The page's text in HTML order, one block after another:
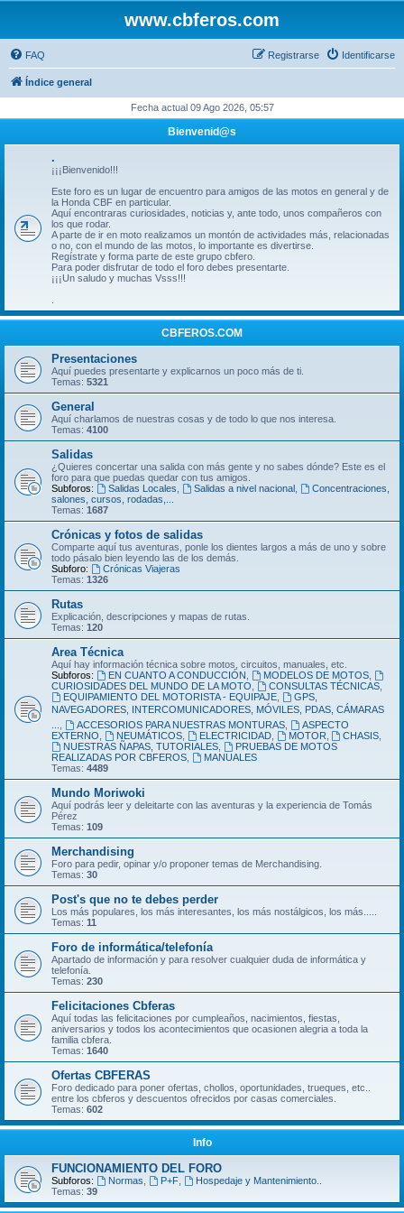
www.cbferos.com
FAQ Identificarse
Registrarse
Índice general
Fecha actual 09 Ago 2026, 05:57
Bienvenid@s
.
¡¡¡Bienvenido!!!
Este foro es un lugar de encuentro para amigos de las motos en general y de
la Honda CBF en particular.
Aquí encontraras curiosidades, noticias y, ante todo, unos compañeros con
los que rodar.
A parte de ir en moto realizamos un montón de actividades más, relacionadas
o no, con el mundo de las motos, lo importante es divertirse.
Regístrate y forma parte de este grupo cbfero.
Para poder disfrutar de todo el foro debes presentarte.
¡¡¡Un saludo y muchas Vsss!!!
CBFEROS.COM
Presentaciones
Aquí puedes presentarte y explicarnos un poco más de ti.
Temas: 5321
General
Aquí charlamos de nuestras cosas y de todo lo que nos interesa.
Temas: 4100
Salidas
¿Quieres concertar una salida con más gente y no sabes dónde? Este es el
foro para que puedas quedar con tus amigos.
Subforos:
Salidas Locales Salidas a nivel nacional,
Concentraciones,
salones, cursos, rodadas,...
Temas: 1687
Crónicas y fotos de salidas
Comparte aquí tus aventuras, ponle los dientes largos a más de uno y sobre
todo pásalo bien leyendo las de los demás.
Subforo:
Crónicas Viajeras
Temas: 1326
Rutas
Explicación, descripciones y mapas de rutas.
Temas: 120
Area Técnica
Aquí hay información técnica sobre motos, circuitos, manuales, etc.
Subforos:
EN CUANTO A CONDUCCIÓN MODELOS DE MOTOS,
CURIOSIDADES DEL MUNDO DE LA MOTO
CONSULTAS TÉCNICAS,
EQUIPAMIENTO DEL MOTORISTA - EQUIPAJE,
GPS,
NAVEGADORES, INTERCOMUNICADORES, MÓVILES, PDAS, CÁMARAS
ACCESORIOS PARA NUESTRAS MONTURAS,
ASPECTO
EXTERNO
NEUMÁTICOS, ELECTRICIDAD, MOTOR CHASIS
NUESTRAS ÑAPAS, TUTORIALES,
PRUEBAS DE MOTOS
REALIZADAS POR CBFEROS
MANUALES
Temas: 4489
Mundo Moriwoki
Aquí podrás leer y deleitarte con las aventuras y la experiencia de Tomás
Pérez
Temas: 109
Merchandising
Foro para pedir, opinar y/o proponer temas de Merchandising.
Temas: 30
Post's que no te debes perder
Los más populares, los más interesantes, los más nostálgicos, los más.....
Temas: 11
Foro de informática/telefonía
Apartado de información y para resolver cualquier duda de informática y
telefonía.
Temas: 230
Felicitaciones Cbferas
Aquí todas las felicitaciones por cumpleaños, nacimientos, fiestas,
aniversarios y todos los acontecimientos que ocasionen alegria a toda la
familia cbfera.
Temas: 1640
Ofertas CBFERAS
Foro dedicado para poner ofertas, chollos, oportunidades, trueques, etc..
entre los cbferos y descuentos ofrecidos por casas comerciales.
Temas: 602
Info
FUNCIONAMIENTO DEL FORO
Subforos: Normas P+F,
Hospedaje y Mantenimiento..
Temas: 39